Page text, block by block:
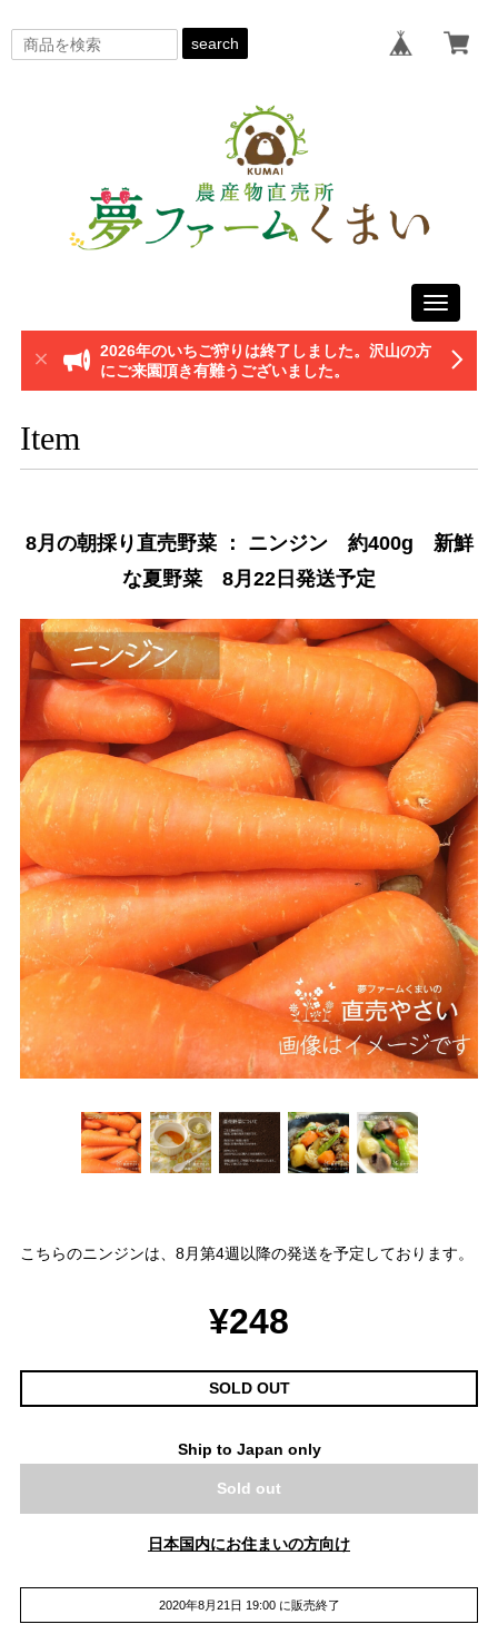
search
Toggle
2026年のいちご狩りは終了しました。沢山の方
にご来園頂き有難うございました。
Item
8月の朝採り直売野菜 ： ニンジン 約400g 新鮮
な夏野菜 8月22日発送予定
こちらのニンジンは、8月第4週以降の発送を予定しております。
¥248
SOLD OUT
Ship to Japan only
Sold out
日本国内にお住まいの方向け
2020年8月21日 19:00 に販売終了